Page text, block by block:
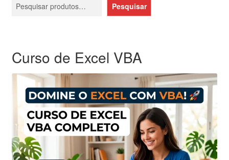
Pesquisar
Curso de Excel VBA